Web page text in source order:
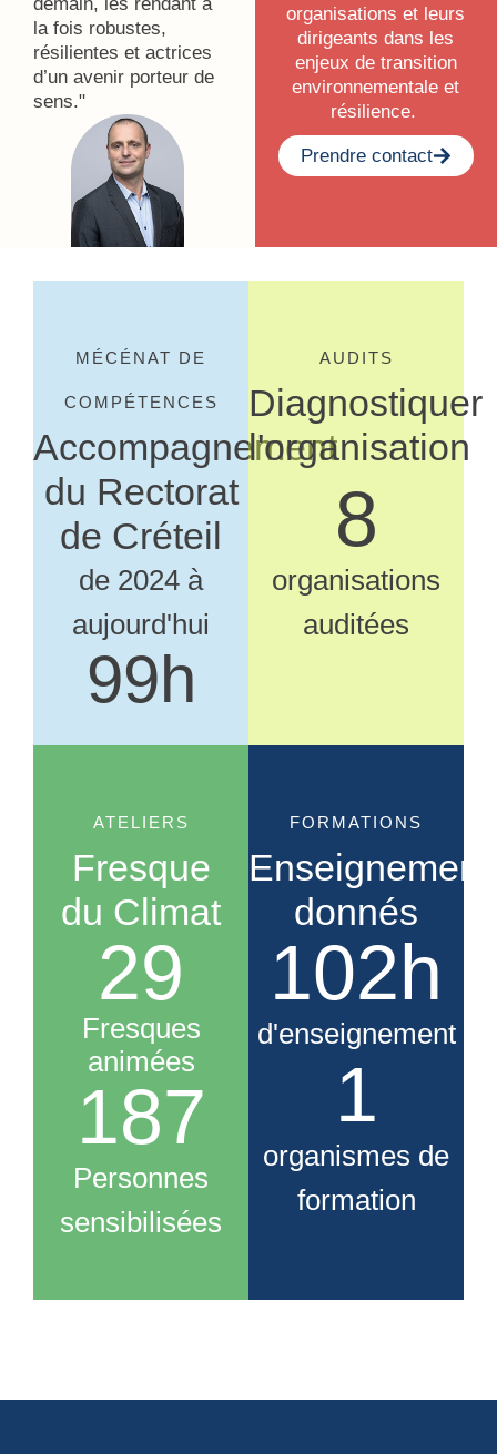
la fois robustes,
résilientes et actrices
d’un avenir porteur de
sens."
organisations et leurs
dirigeants dans les
enjeux de transition
environnementale et
résilience.
Prendre contact
MÉCÉNAT DE
COMPÉTENCES
Accompagnement
du Rectorat
de Créteil
de 2024 à
aujourd'hui
102h
AUDITS
Diagnostiquer
l'organisation
10
organisations
auditées
ATELIERS
Fresque
du Climat
31
Fresques
animées
199
Personnes
sensibilisées
FORMATIONS
donnés
108h
d'enseignement
1
organismes de
formation